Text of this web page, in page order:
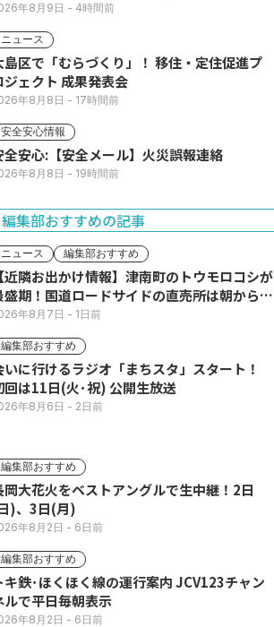
年8月9日 - 4時間前
ニュース
島区で「むらづくり」！ 移住・定住促進プ
ジェクト 成果発表会
年8月8日 - 17時間前
安全安心情報
全安心:【安全メール】火災誤報連絡
年8月8日 - 19時間前
編集部おすすめの記事
ニュース 編集部おすすめ
【近隣お出かけ情報】津南町のトウモロコシが
盛期！国道ロードサイドの直売所は朝から長
列年8月7日 - 1日前
編集部おすすめ
いに行けるラジオ「まちスタ」スタート！
回は11日(火･祝) 公開生放送
年8月6日 - 2日前
編集部おすすめ
岡大花火をベストアングルで生中継！2日
)、3日(月)
年8月2日 - 6日前
編集部おすすめ
キ鉄･ほくほく線の運行案内 JCV123チャン
ルで平日毎朝表示
年8月2日 - 6日前